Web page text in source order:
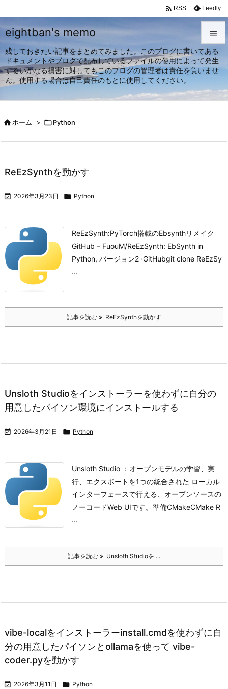
eightban's memo
残しておきたい記事をまとめてみました。このブログに書いてある
ドキュメントやブログで配布しているファイルの使用によって発生
するいかなる損害に対してもこのブログの管理者は責任を負いませ
ん。使用する場合は自己責任のもとに使用してください。


メニュ
サイド
次へ
 RSS Feedly
ホーム > Python
ReEzSynthを動かす
 2026年3月23日  Python
ReEzSynth:PyTorch搭載のEbsynthリメイク
GitHub – FuouM/ReEzSynth: EbSynth in
Python, バージョン2 ·GitHubgit clone ReEzSy
...
記事を読む ReEzSynthを動かす
Unsloth Studioをインストーラーを使わずに自分の
用意したパイソン環境にインストールする
 2026年3月21日  Python
Unsloth Studio ：オープンモデルの学習、実
行、エクスポートを1つの統合された ローカル
インターフェースで行える、オープンソースの
ノーコードWeb UIです。 準備CMakeCMake R
...
記事を読む Unsloth Studioを ...
vibe-localをインストーラーinstall.cmdを使わずに自
分の用意したパイソンとollamaを使って vibe-
coder.pyを動かす
 2026年3月11日  Python